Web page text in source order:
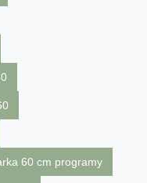
60 cm programy